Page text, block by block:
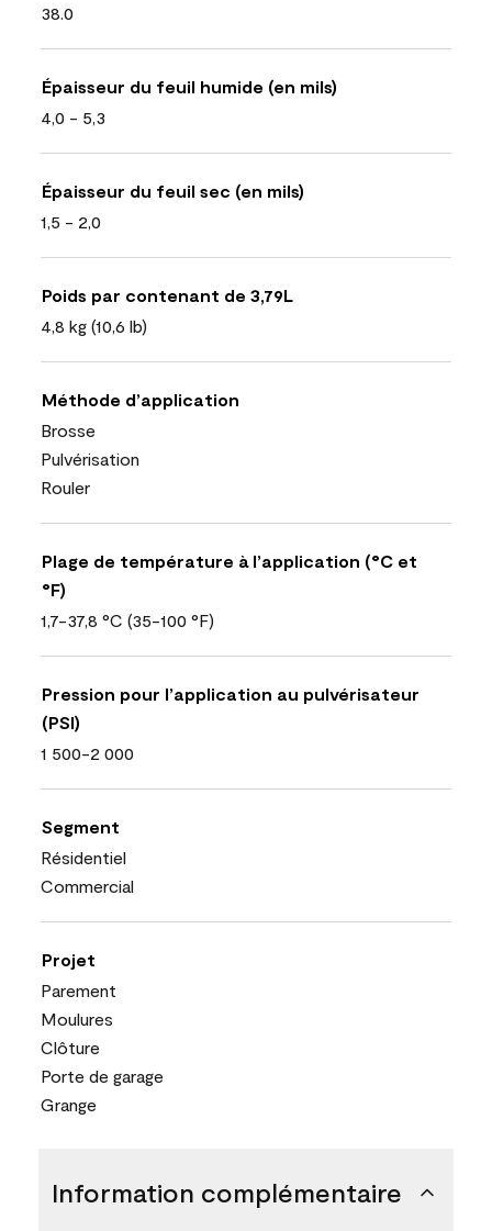
38.0
Épaisseur du feuil humide (en mils)
4,0 - 5,3
Épaisseur du feuil sec (en mils)
1,5 - 2,0
Poids par contenant de 3,79L
4,8 kg (10,6 lb)
Méthode d’application
Brosse
Pulvérisation
Rouler
Plage de température à l’application (°C et
°F)
1,7-37,8 °C (35-100 °F)
Pression pour l’application au pulvérisateur
(PSI)
1 500-2 000
Segment
Résidentiel
Commercial
Projet
Parement
Moulures
Clôture
Porte de garage
Grange
Information complémentaire